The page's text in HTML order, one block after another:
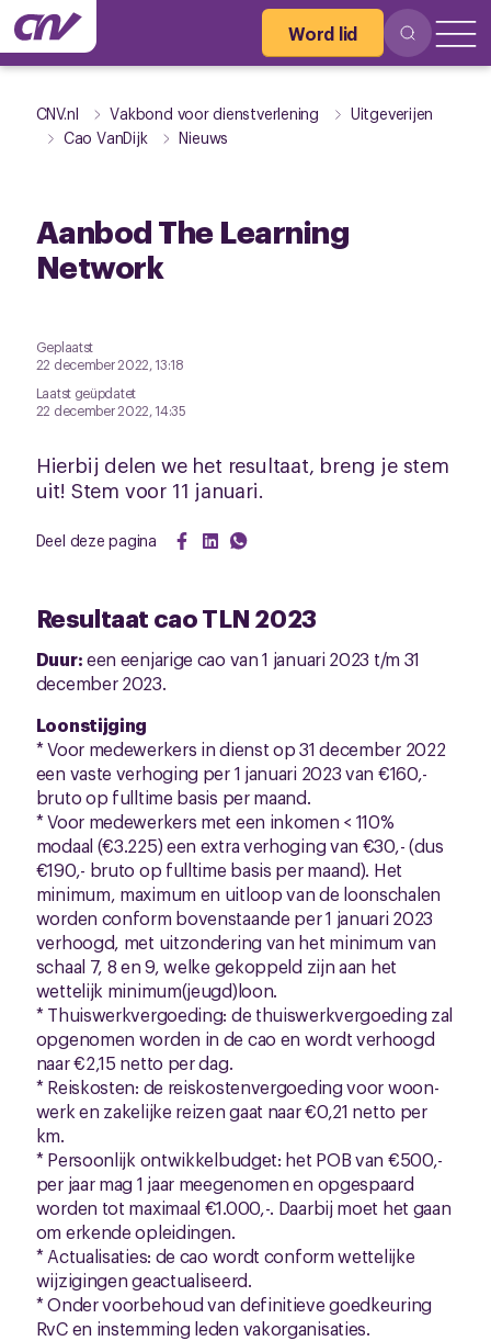
Word lid
CNV.nl Vakbond voor dienstverlening
Uitgeverijen
Cao VanDijk
Nieuws
Aanbod The Learning
Network
Geplaatst
22 december 2022, 13:18
Laatst geüpdatet
22 december 2022, 14:35
Hierbij delen we het resultaat, breng je stem
uit! Stem voor 11 januari.
Deel deze pagina
Resultaat cao TLN 2023
Duur:een eenjarige cao van 1 januari 2023 t/m 31
december 2023.
Loonstijging
* Voor medewerkers in dienst op 31 december 2022
een vaste verhoging per 1 januari 2023 van €160,-
bruto op fulltime basis per maand.
* Voor medewerkers met een inkomen < 110%
modaal (€3.225) een extra verhoging van €30,- (dus
€190,- bruto op fulltime basis per maand). Het
minimum, maximum en uitloop van de loonschalen
worden conform bovenstaande per 1 januari 2023
verhoogd, met uitzondering van het minimum van
schaal 7, 8 en 9, welke gekoppeld zijn aan het
wettelijk minimum(jeugd)loon.
* Thuiswerkvergoeding: de thuiswerkvergoeding zal
opgenomen worden in de cao en wordt verhoogd
naar €2,15 netto per dag.
* Reiskosten: de reiskostenvergoeding voor woon-
werk en zakelijke reizen gaat naar €0,21 netto per
km.
* Persoonlijk ontwikkelbudget: het POB van €500,-
per jaar mag 1 jaar meegenomen en opgespaard
worden tot maximaal €1.000,-. Daarbij moet het gaan
om erkende opleidingen.
* Actualisaties: de cao wordt conform wettelijke
wijzigingen geactualiseerd.
* Onder voorbehoud van definitieve goedkeuring
RvC en instemming leden vakorganisaties.